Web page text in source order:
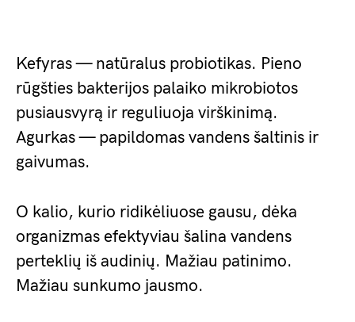
Kefyras — natūralus probiotikas. Pieno
rūgšties bakterijos palaiko mikrobiotos
pusiausvyrą ir reguliuoja virškinimą.
Agurkas — papildomas vandens šaltinis ir
gaivumas.
O kalio, kurio ridikėliuose gausu, dėka
organizmas efektyviau šalina vandens
perteklių iš audinių. Mažiau patinimo.
Mažiau sunkumo jausmo.